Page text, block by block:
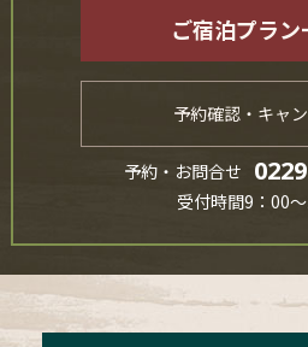
ご宿泊プラン
予約確認・キャ
予約・お問合せ
受付時間9：00